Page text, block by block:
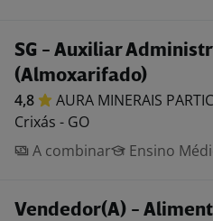
SG - Auxiliar
(Almoxarifado)
4,8 AURA MINERAIS
Crixás - GO
A combinar
Ensino
Vendedor(A) -